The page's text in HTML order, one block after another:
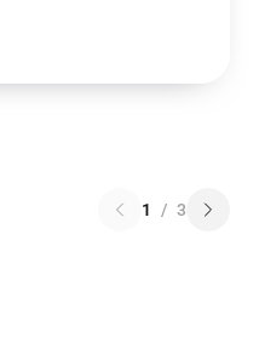
1 / 3